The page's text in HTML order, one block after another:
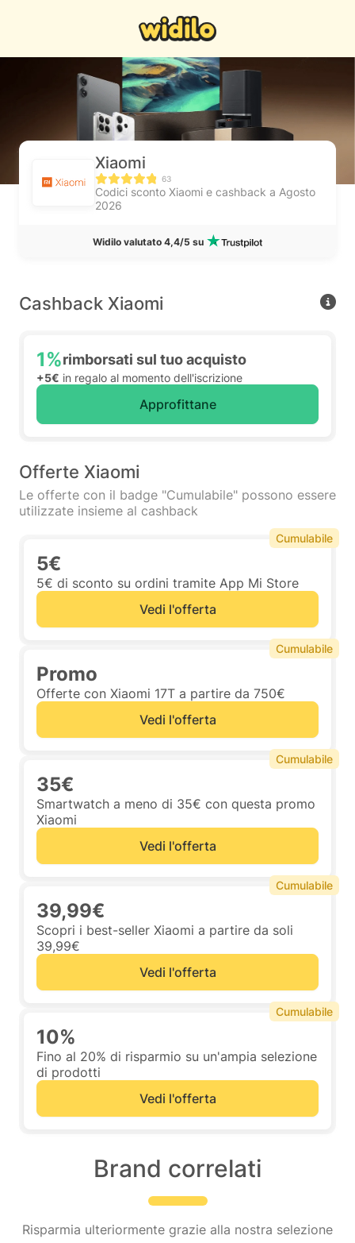
Xiaomi
63
Codici sconto Xiaomi e cashback a Agosto
2026
Widilo valutato 4,4/5 su
Cashback Xiaomi
1%rimborsati sul tuo acquisto
+5€ in regalo al momento dell'iscrizione
Approfittane
Offerte Xiaomi
Le offerte con il badge "Cumulabile" possono essere
utilizzate insieme al cashback
5€
5€ di sconto su ordini tramite App Mi Store
Vedi l'offerta
Cumulabile
Promo
Offerte con Xiaomi 17T a partire da 750€
Vedi l'offerta
Cumulabile
35€
Smartwatch a meno di 35€ con questa promo
Xiaomi
Vedi l'offerta
Cumulabile
39,99€
Scopri i best-seller Xiaomi a partire da soli
39,99€
Vedi l'offerta
Cumulabile
10%
Fino al 20% di risparmio su un'ampia selezione
di prodotti
Vedi l'offerta
Cumulabile
Brand correlati
Risparmia ulteriormente grazie alla nostra selezione